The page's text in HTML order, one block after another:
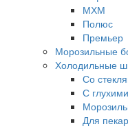
МХМ
Полюс
Премьер
Морозильные
Холодильные
Со
С
Для